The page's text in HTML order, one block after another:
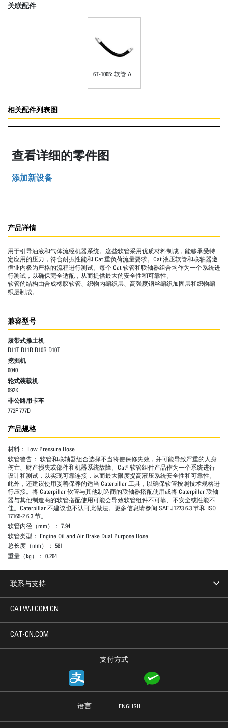
关联配件
6T-1065: 软管 A
相关配件列表图
查看详细的零件图
添加新设备
产品详情
用于引导油液和气体流经机器系统。这些软管采用优质材料制成，能够承受特
定应用的压力，符合耐振性能和 Cat 重负荷流量要求。Cat 液压软管和联轴器遵
循业内极为严格的流程进行测试。每个 Cat 软管和联轴器组合均作为一个系统进
行测试，以确保完全适配，从而提供最大的安全性和可靠性。
软管的结构由合成橡胶软管、织物内编织层、高强度钢丝编织加固层和织物编
织层制成。
兼容型号
履带式推土机
D11T D11R D10R D10T
挖掘机
6040
轮式装载机
992K
非公路用卡车
773F 777D
产品规格
材料： Low Pressure Hose
软管警告： 软管和联轴器组合选择不当将使保修失效，并可能导致严重的人身
伤亡、财产损失或部件和机器系统故障。Cat® 软管组件产品作为一个系统进行
设计和测试，以实现可靠连接，从而最大限度提高液压系统安全性和可靠性。
此外，还建议使用妥善保养的适当 Caterpillar 工具，以确保软管按照技术规格进
行压接。将 Caterpillar 软管与其他制造商的联轴器搭配使用或将 Caterpillar 联轴
器与其他制造商的软管搭配使用可能会导致软管组件不可靠、不安全或性能不
佳。Caterpillar 不建议也不认可此做法。更多信息请参阅 SAE J1273 6.3 节和 ISO
17165-2 6.3 节。
软管内径（mm）： 7.94
软管类型： Engine Oil and Air Brake Dual Purpose Hose
总长度（mm）： 581
重量（kg）： 0.264
联系与支持
支付方式
CATWJ.COM.CN
CAT-CN.COM
语言 ENGLISH